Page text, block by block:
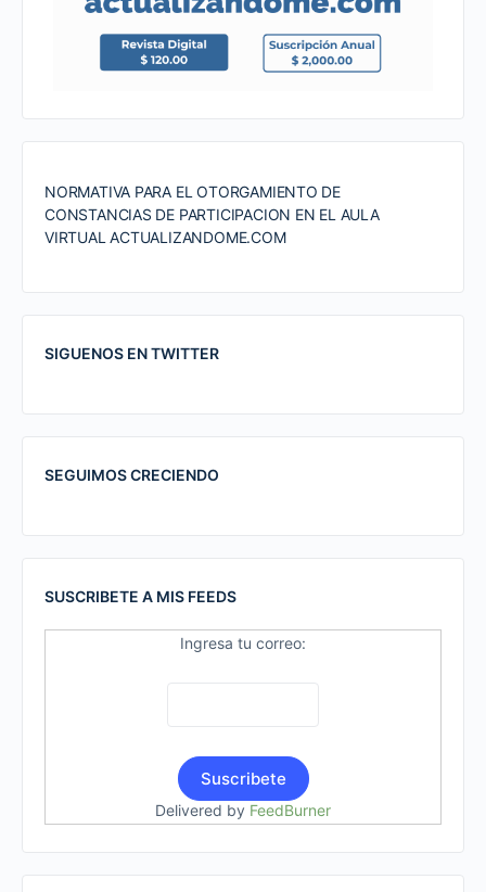
NORMATIVA PARA EL OTORGAMIENTO DE
CONSTANCIAS DE PARTICIPACION EN EL AULA
VIRTUAL ACTUALIZANDOME.COM
SIGUENOS EN TWITTER
SEGUIMOS CRECIENDO
SUSCRIBETE A MIS FEEDS
Ingresa tu correo:
Delivered by FeedBurner